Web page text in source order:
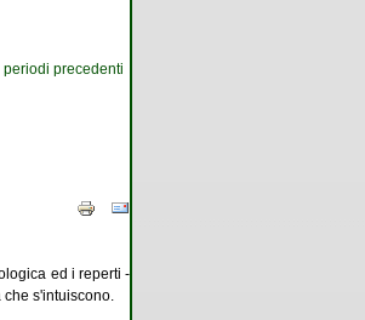
periodi precedenti
ed i reperti -
s'intuiscono.